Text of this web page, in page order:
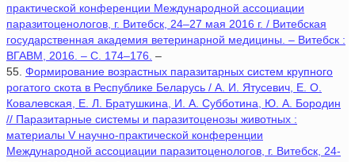
практической конференции Международной ассоциации
паразитоценологов, г. Витебск, 24–27 мая 2016 г. / Витебская
государственная академия ветеринарной медицины. – Витебск :
ВГАВМ, 2016. – С. 174–176. –
55. Формирование возрастных паразитарных систем крупного
рогатого скота в Республике Беларусь / А. И. Ятусевич, Е. О.
Ковалевская, Е. Л. Братушкина, И. А. Субботина, Ю. А. Бородин
// Паразитарные системы и паразитоценозы животных :
материалы V научно-практической конференции
Международной ассоциации паразитоценологов, г. Витебск, 24-